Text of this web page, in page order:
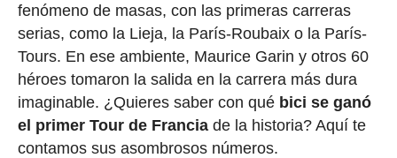
fenómeno de masas, con las primeras carreras
serias, como la Lieja, la París-Roubaix o la París-
Tours. En ese ambiente, Maurice Garin y otros 60
héroes tomaron la salida en la carrera más dura
imaginable. ¿Quieres saber con qué bici se ganó
el primer Tour de Franciade la historia? Aquí te
contamos sus asombrosos números.